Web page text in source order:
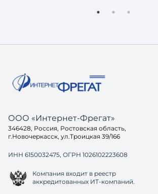
в свой ответ. Потому что её задача не
вопрос: а готов ли ваш са
ООО «Интернет-Фрегат»
346428, Россия, Ростовская область,
г.Новочеркасск, ул.Троицкая 39/166
ИНН 6150032475, ОГРН 1026102223608
Компания входит в реестр
аккредитованных ИТ-компаний.